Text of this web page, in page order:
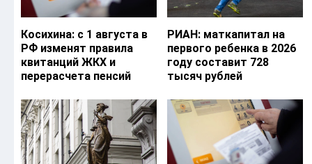
Косихина: с 1 августа в
РФ изменят правила
квитанций ЖКХ и
перерасчета пенсий
РИАН: маткапитал на
первого ребенка в 2026
году составит 728
тысяч рублей